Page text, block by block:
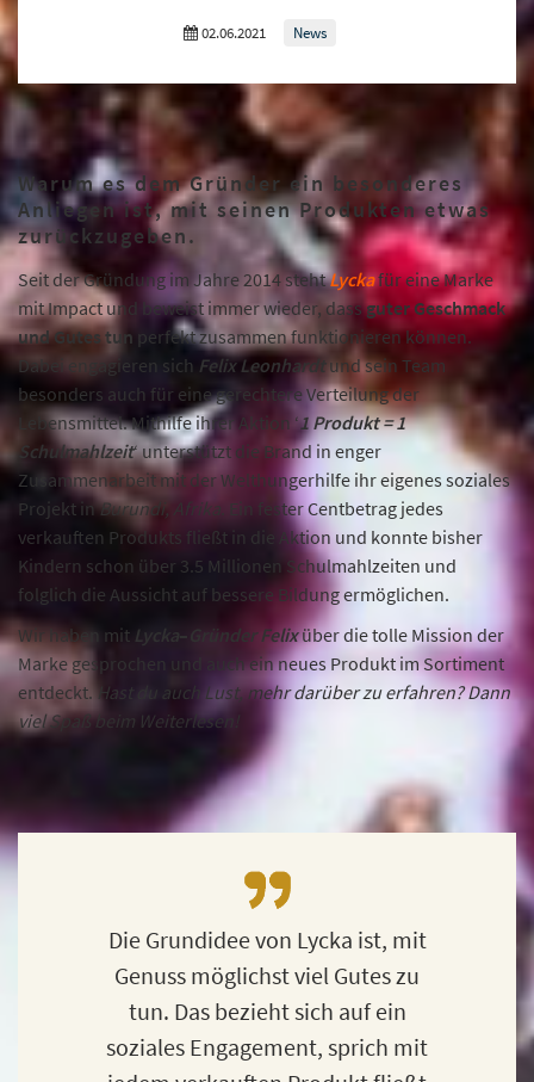
02.06.2021 News
Warum es dem Gründer ein besonderes
Anliegen ist, mit seinen Produkten etwas
zurückzugeben.
Seit der Gründung im Jahre 2014 stehtLyckafür eine Marke
mit Impact und beweist immer wieder, dassguter Geschmack
und Gutes tun perfekt zusammen funktionieren können.
Dabei engagieren sich FelixLeonhardtund sein Team
besonders auch für eine gerechtere Verteilung der
Lebensmittel. Mithilfe ihrer Aktion ‘1 Produkt = 1
Schulmahlzeit‘ unterstützt die Brand in enger
Zusammenarbeit mit der Welthungerhilfe ihr eigenes soziales
Projekt inBurundi, Afrika. Ein fester Centbetrag jedes
verkauften Produkts fließt in die Aktion und konnte bisher
Kindern schon über 3.5 Millionen Schulmahlzeiten und
folglich die Aussicht auf bessere Bildung ermöglichen.
Wir haben mit Lycka–Gründer Felixüber die tolle Mission der
Marke gesprochen und auch ein neues Produkt im Sortiment
entdeckt. Hast du auch Lust, mehr darüber zu erfahren? Dann
viel Spaß beim Weiterlesen!
Die Grundidee von Lycka ist, mit
Genuss möglichst viel Gutes zu
tun. Das bezieht sich auf ein
soziales Engagement, sprich mit